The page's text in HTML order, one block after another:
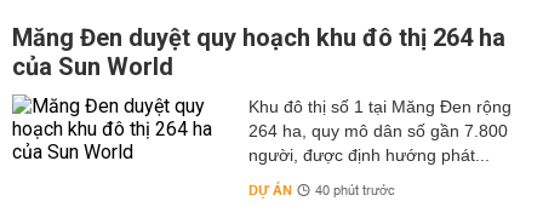
Măng Đen duyệt quy hoạch khu đô thị 264 ha
của Sun World
Khu đô thị số 1 tại Măng Đen rộng
264 ha, quy mô dân số gần 7.800
người, được định hướng phát...
DỰ ÁN 40 phút trước